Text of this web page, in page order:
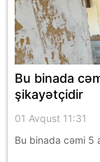
Bu binada
şikayətçidir
01 Avqust 11:31
Bu binada cəmi 5